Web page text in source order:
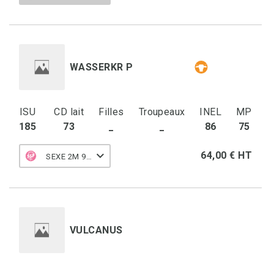
WASSERKR P
ISU
185
CD lait
73
Filles
Troupeaux
INEL
86
MP
75
64,00 € HT
SEXE 2M 90 F
VULCANUS